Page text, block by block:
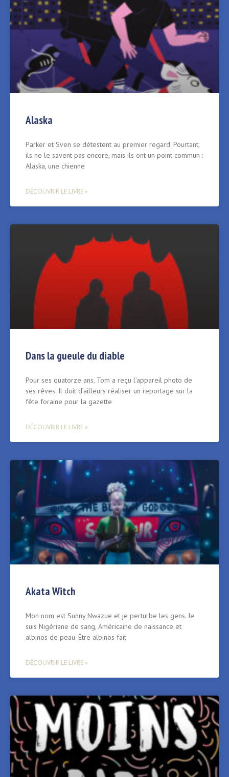
Alaska
Parker et Sven se détestent au premier regard. Pourtant,
ils ne le savent pas encore, mais ils ont un point commun :
Alaska, une chienne
DÉCOUVRIR LE LIVRE »
Dans la gueule du diable
Pour ses quatorze ans‚ Tom a reçu l’appareil photo de
ses rêves. Il doit d’ailleurs réaliser un reportage sur la
fête foraine pour la gazette
DÉCOUVRIR LE LIVRE »
Akata Witch
Mon nom est Sunny Nwazue et je perturbe les gens. Je
suis Nigériane de sang, Américaine de naissance et
albinos de peau. Être albinos fait
DÉCOUVRIR LE LIVRE »